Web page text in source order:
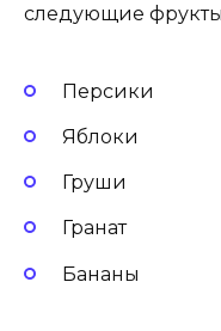
следующие
Персики
Яблоки
Груши
Гранат
Бананы